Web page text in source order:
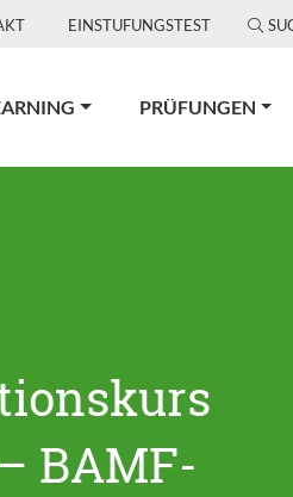
EINSTUFUNGSTEST
PRÜFUNGEN
BAMF-